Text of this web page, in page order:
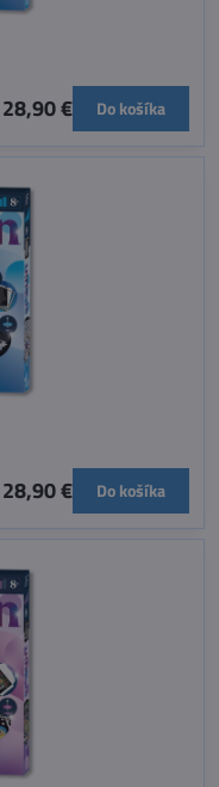
28,90 € Do košíka
28,90 € Do košíka